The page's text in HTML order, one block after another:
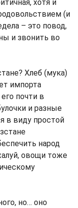
хотя и
(и
– это повод,
и звонить во
Хлеб (мука)
импорта
почти в
и разные
в виду простой
народ
овощи тоже
но… оно